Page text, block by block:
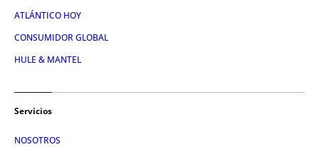
ATLÁNTICO HOY
CONSUMIDOR GLOBAL
HULE & MANTEL
Servicios
NOSOTROS